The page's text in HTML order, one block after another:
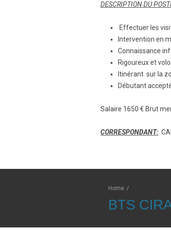
DESCRIPTION DU
Effectuer les
Intervention en
Connaissance
Rigoureux et
Itinérant sur la
Débutant
Salaire 1650 € Brut
CORRESPONDANT:
Home /
BTS